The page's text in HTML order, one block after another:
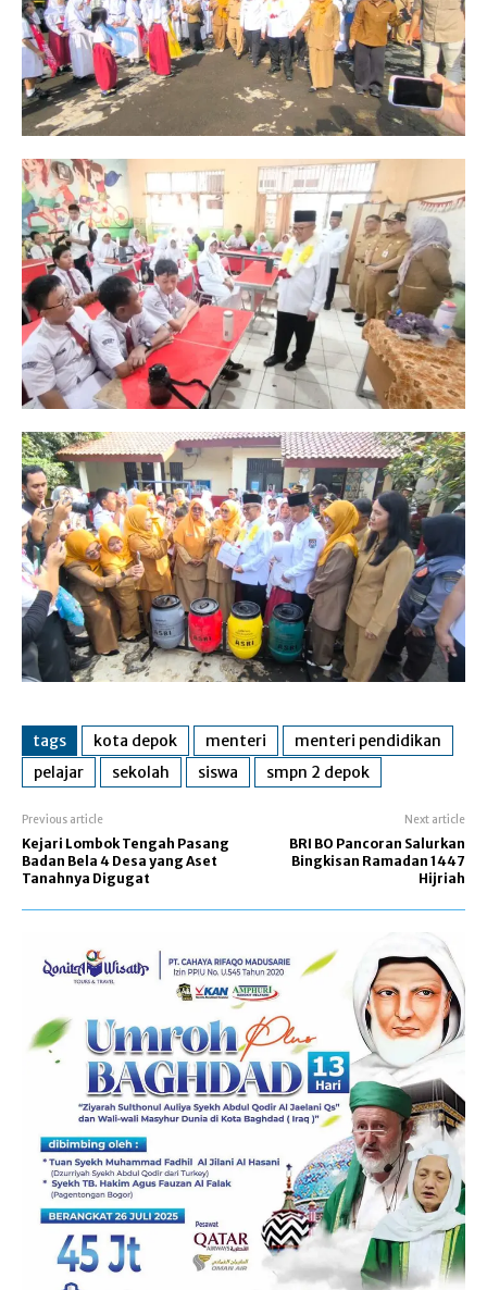
tags kota depok menteri
menteri pendidikan
pelajar
sekolah siswa smpn 2 depok
Previous article
Kejari Lombok Tengah Pasang
Badan Bela 4 Desa yang Aset
Tanahnya Digugat
Next article
BRI BO Pancoran Salurkan
Bingkisan Ramadan 1447
Hijriah